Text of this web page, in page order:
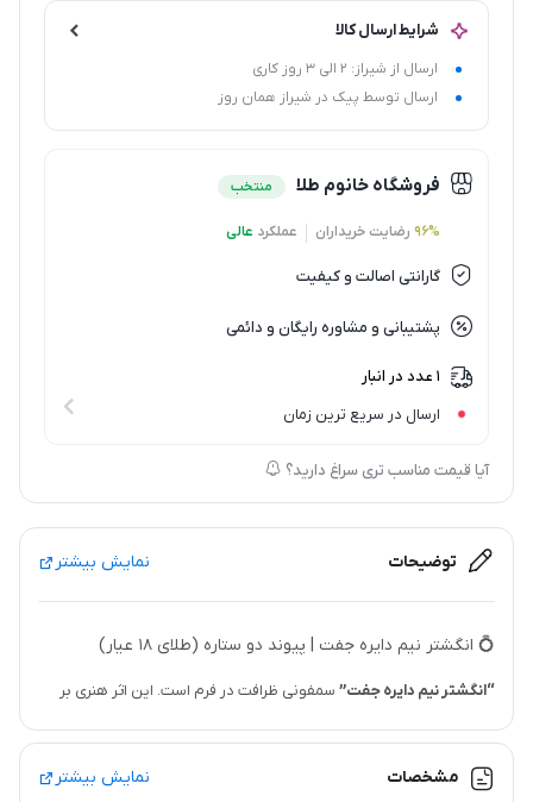
شرایط ارسال کالا
ارسال از شیراز: 2 الی 3 روز کاری
ارسال توسط پیک در شیراز همان روز
فروشگاه خانوم طلا منتخب
96% رضایت خریداران عملکرد عالی
گارانتی اصالت و کیفیت
پشتیبانی و مشاوره رایگان و دائمی
1 عدد در انبار
ارسال در سریع ترین زمان
آیا قیمت مناسب تری سراغ دارید؟
توضیحات نمایش بیشتر
💍 انگشتر نیم دایره جفت | پیوند دو ستاره (طلای ۱۸ عیار)
“انگشتر نیم دایره جفت”سمفونی ظرافت در فرم است. این اثر هنری بر
پایه دو نوار موازی بنا شده است که در قسمت بالا به یکدیگر متصل شده
و فرمی شبیه به دو نیم‌دایره هم‌پوشان را خلق می‌کنند. مرکز این اتصال با
مشخصات نمایش بیشتر